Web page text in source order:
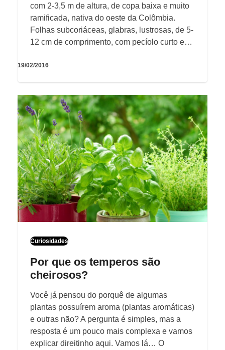
com 2-3,5 m de altura, de copa baixa e muito
ramificada, nativa do oeste da Colômbia.
Folhas subcoriáceas, glabras, lustrosas, de 5-
12 cm de comprimento, com pecíolo curto e…
19/02/2016
Curiosidades
Por que os temperos são
cheirosos?
Você já pensou do porquê de algumas
plantas possuírem aroma (plantas aromáticas)
e outras não? A pergunta é simples, mas a
resposta é um pouco mais complexa e vamos
explicar direitinho aqui. Vamos lá… O